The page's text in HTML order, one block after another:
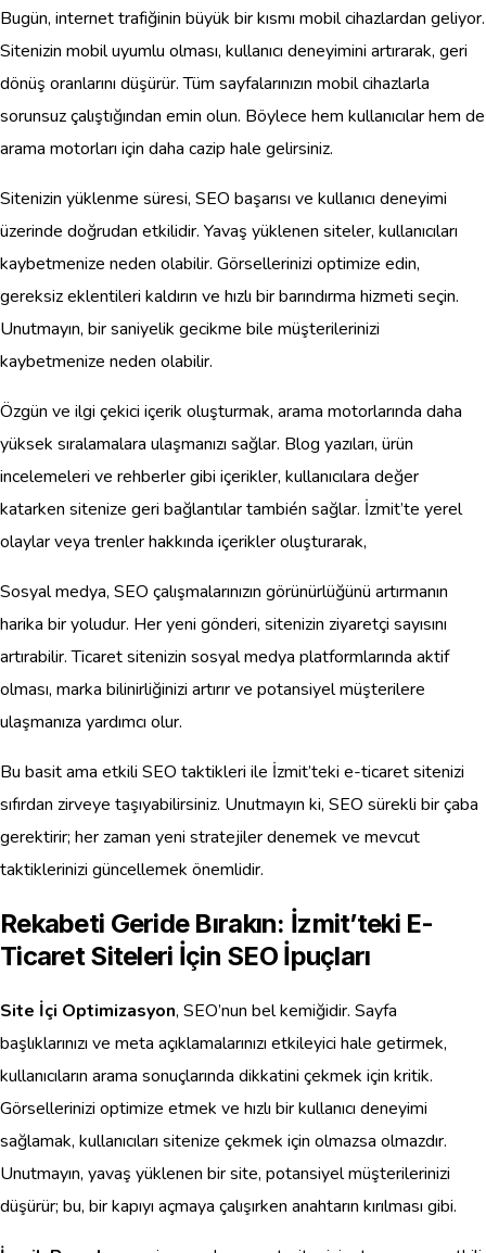
Bugün, internet trafiğinin büyük bir kısmı mobil cihazlardan geliyor.
Sitenizin mobil uyumlu olması, kullanıcı deneyimini artırarak, geri
dönüş oranlarını düşürür. Tüm sayfalarınızın mobil cihazlarla
sorunsuz çalıştığından emin olun. Böylece hem kullanıcılar hem de
arama motorları için daha cazip hale gelirsiniz.
Sitenizin yüklenme süresi, SEO başarısı ve kullanıcı deneyimi
üzerinde doğrudan etkilidir. Yavaş yüklenen siteler, kullanıcıları
kaybetmenize neden olabilir. Görsellerinizi optimize edin,
gereksiz eklentileri kaldırın ve hızlı bir barındırma hizmeti seçin.
Unutmayın, bir saniyelik gecikme bile müşterilerinizi
kaybetmenize neden olabilir.
Özgün ve ilgi çekici içerik oluşturmak, arama motorlarında daha
yüksek sıralamalara ulaşmanızı sağlar. Blog yazıları, ürün
incelemeleri ve rehberler gibi içerikler, kullanıcılara değer
katarken sitenize geri bağlantılar también sağlar. İzmit’te yerel
olaylar veya trenler hakkında içerikler oluşturarak,
Sosyal medya, SEO çalışmalarınızın görünürlüğünü artırmanın
harika bir yoludur. Her yeni gönderi, sitenizin ziyaretçi sayısını
artırabilir. Ticaret sitenizin sosyal medya platformlarında aktif
olması, marka bilinirliğinizi artırır ve potansiyel müşterilere
ulaşmanıza yardımcı olur.
Bu basit ama etkili SEO taktikleri ile İzmit’teki e-ticaret sitenizi
sıfırdan zirveye taşıyabilirsiniz. Unutmayın ki, SEO sürekli bir çaba
gerektirir; her zaman yeni stratejiler denemek ve mevcut
taktiklerinizi güncellemek önemlidir.
Rekabeti Geride Bırakın: İzmit’teki E-
Ticaret Siteleri İçin SEO İpuçları
Site İçi Optimizasyon, SEO’nun bel kemiğidir. Sayfa
başlıklarınızı ve meta açıklamalarınızı etkileyici hale getirmek,
kullanıcıların arama sonuçlarında dikkatini çekmek için kritik.
Görsellerinizi optimize etmek ve hızlı bir kullanıcı deneyimi
sağlamak, kullanıcıları sitenize çekmek için olmazsa olmazdır.
Unutmayın, yavaş yüklenen bir site, potansiyel müşterilerinizi
düşürür; bu, bir kapıyı açmaya çalışırken anahtarın kırılması gibi.